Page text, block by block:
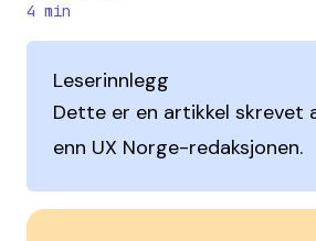
4 min
Leserinnlegg
Dette er en artikkel skrevet
enn UX Norge-redaksjonen.